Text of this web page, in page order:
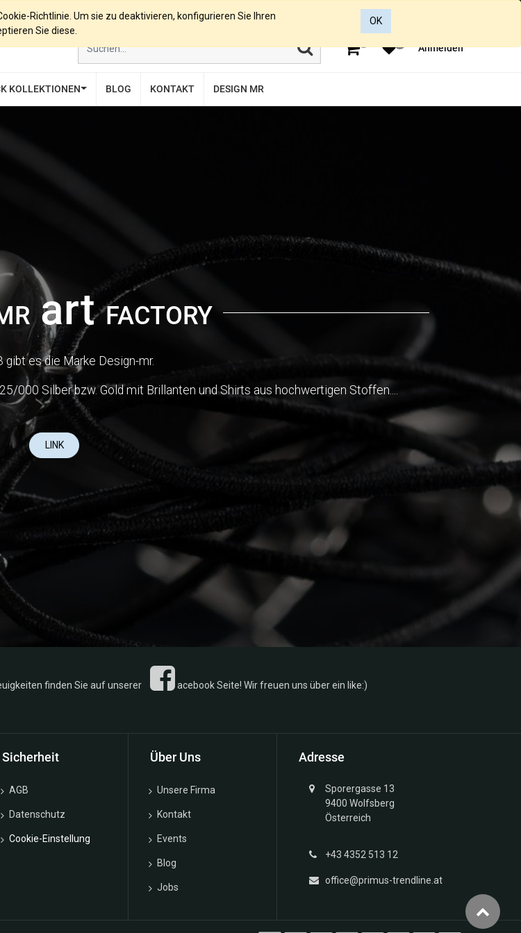
Anmelden
Richtlinie. Um sie zu deaktivieren, konfigurieren Sie Ihren
Sie diese.
OK
KOLLEKTIONEN BLOG KONTAKT DESIGN MR
artFACTORY
gibt es die Marke Design-mr.
000 Silber bzw. Gold mit Brillanten und Shirts aus hochwertigen Stoffen....
LINK
unserer acebook Seite! Wir freuen uns über ein like:)
Sicherheit
AGB
Datenschutz
Cookie-Einstellung
Über Uns
Unsere Firma
Kontakt
Events
Blog
Jobs
Adresse
Sporergasse 13
9400 Wolfsberg
Österreich
+43 4352 513 12
office@primus-trendline.at